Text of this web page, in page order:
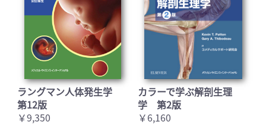
ラングマン人体発生学
第12版
￥9,350
カラーで学ぶ解剖生理
学 第2版
￥6,160